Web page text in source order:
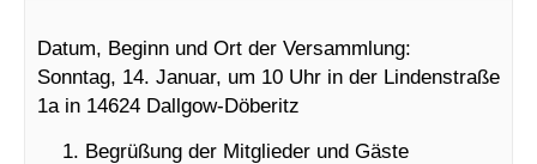
Datum, Beginn und Ort der Versammlung:
Sonntag, 14. Januar, um 10 Uhr in der Lindenstraße
1a in 14624 Dallgow-Döberitz
Begrüßung der Mitglieder und Gäste